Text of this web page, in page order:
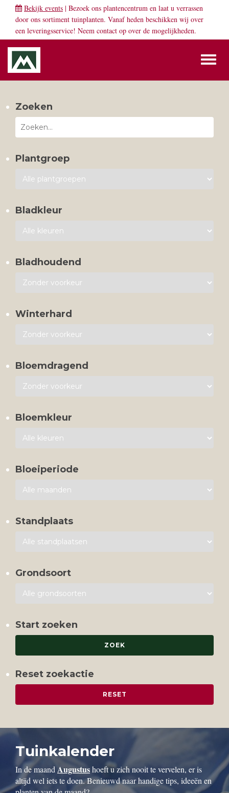
Bekijk events | Bezoek ons plantencentrum en laat u verrassen
door ons sortiment tuinplanten. Vanaf heden beschikken wij over
een leveringsservice! Neem contact op over de mogelijkheden.
Zoeken
Plantgroep
Bladkleur
Bladhoudend
Winterhard
Bloemdragend
Bloemkleur
Bloeiperiode
Standplaats
Grondsoort
Start zoeken
Reset zoekactie
Tuinkalender
In de maand Augustushoeft u zich nooit te vervelen, er is
altijd wel iets te doen. Benieuwd naar handige tips, ideeën en